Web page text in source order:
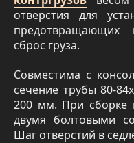
отверстия для
предотвращающих
сброс груза.
Совместима с
сечение трубы 80-
200 мм. При сборке
двумя болтовыми
Шаг отверстий в